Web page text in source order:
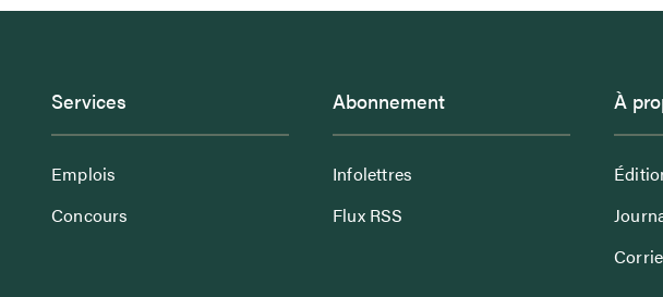
Services
Emplois
Concours
Abonnement
Infolettres
Flux RSS
À